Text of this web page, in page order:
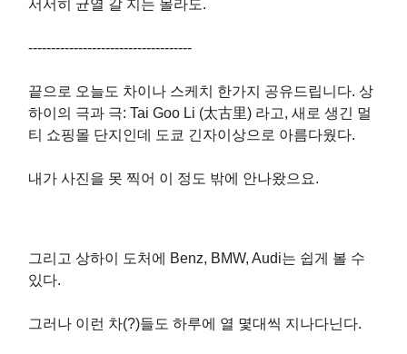
서서히 균열 갈 지는 몰라도.
------------------------------------
끝으로 오늘도 차이나 스케치 한가지 공유드립니다. 상
하이의 극과 극: Tai Goo Li (太古里) 라고, 새로 생긴 멀
티 쇼핑몰 단지인데 도쿄 긴자이상으로 아름다웠다.
내가 사진을 못 찍어 이 정도 밖에 안나왔으요.
그리고 상하이 도처에 Benz, BMW, Audi는 쉽게 볼 수
있다.
그러나 이런 차(?)들도 하루에 열 몇대씩 지나다닌다.